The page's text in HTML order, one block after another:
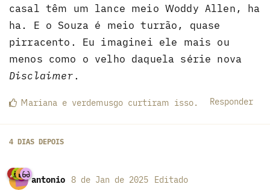
casal têm um lance meio Woddy Allen, ha
ha. E o Souza é meio turrão, quase
pirracento. Eu imaginei ele mais ou
menos como o velho daquela série nova
Disclaimer.
Responder
Mariana e verdemusgo curtiram isso.
4 DIAS DEPOIS
antonio 8 de Jan de 2025 Editado